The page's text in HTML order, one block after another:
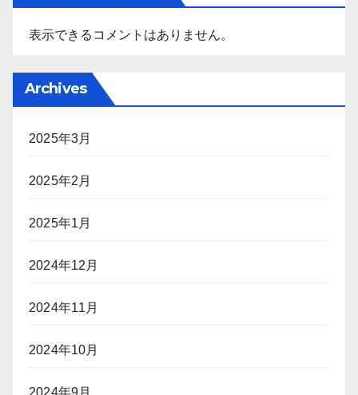
表示できるコメントはありません。
Archives
2025年3月
2025年2月
2025年1月
2024年12月
2024年11月
2024年10月